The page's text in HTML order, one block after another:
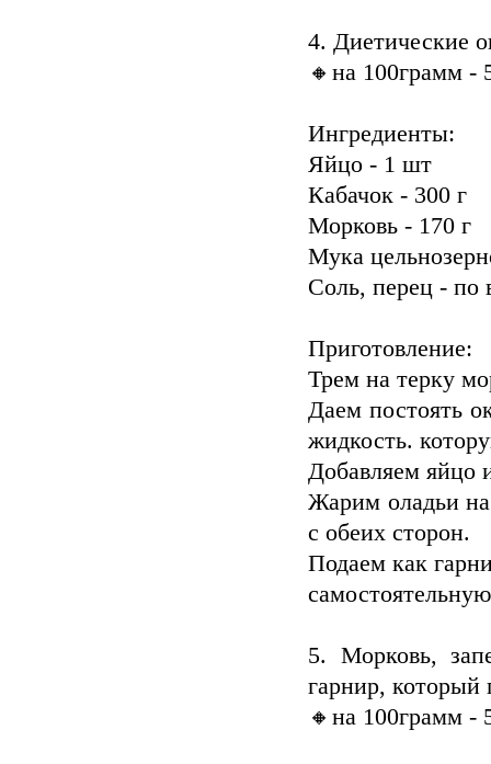
4. Диетические
🔸на 100грамм
Ингредиенты:
Яйцо - 1 шт
Кабачок - 300 г
Морковь - 170 г
Мука
Соль, перец - по
Приготовление:
Трем на терку
Даем постоять
жидкость.
Добавляем яйцо
Жарим оладьи
с обеих сторон.
Подаем как
5. Морковь,
гарнир, который
🔸на 100грамм